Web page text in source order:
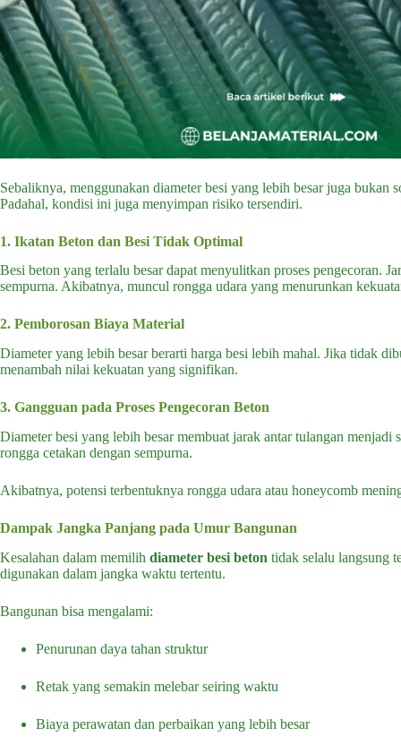
Sebaliknya, menggunakan diameter besi yang lebih besar juga bukan
Padahal, kondisi ini juga menyimpan risiko tersendiri.
1. Ikatan Beton dan Besi Tidak Optimal
Besi beton yang terlalu besar dapat menyulitkan proses pengecoran.
sempurna. Akibatnya, muncul rongga udara yang menurunkan
2. Pemborosan Biaya Material
Diameter yang lebih besar berarti harga besi lebih mahal. Jika tidak
menambah nilai kekuatan yang signifikan.
3. Gangguan pada Proses Pengecoran Beton
Diameter besi yang lebih besar membuat jarak antar tulangan
rongga cetakan dengan sempurna.
Akibatnya, potensi terbentuknya rongga udara atau honeycomb
Dampak Jangka Panjang pada Umur Bangunan
Kesalahan dalam memilih diameter besi beton tidak selalu langsung
digunakan dalam jangka waktu tertentu.
Bangunan bisa mengalami:
Penurunan daya tahan struktur
Retak yang semakin melebar seiring waktu
Biaya perawatan dan perbaikan yang lebih besar